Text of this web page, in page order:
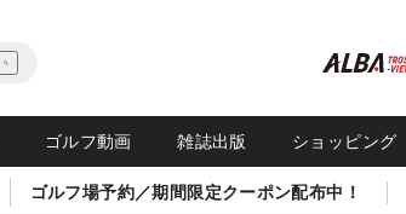
ゴルフ動画 雑誌出版 ショッピング
ゴルフ場予約／期間限定クーポン配布中！